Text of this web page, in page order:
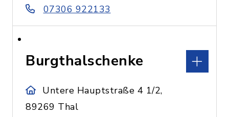
07306 922133
Burgthalschenke
Untere Hauptstraße 4 1/2,
89269 Thal